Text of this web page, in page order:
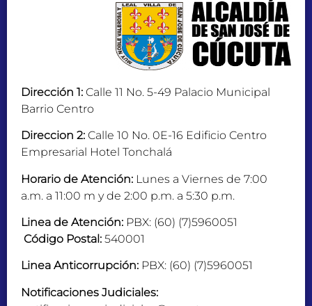
Dirección 1: Calle 11 No. 5-49 Palacio Municipal
Barrio Centro
Direccion 2: Calle 10 No. 0E-16 Edificio Centro
Empresarial Hotel Tonchalá
Horario de Atención: Lunes a Viernes de 7:00
a.m. a 11:00 m y de 2:00 p.m. a 5:30 p.m.
Linea de Atención: PBX: (60) (7)5960051
Código Postal: 540001
Linea Anticorrupción: PBX: (60) (7)5960051
Notificaciones Judiciales: